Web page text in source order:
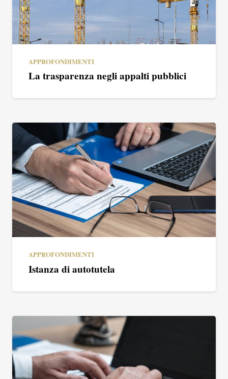
APPROFONDIMENTI
La trasparenza negli appalti pubblici
APPROFONDIMENTI
Istanza di autotutela